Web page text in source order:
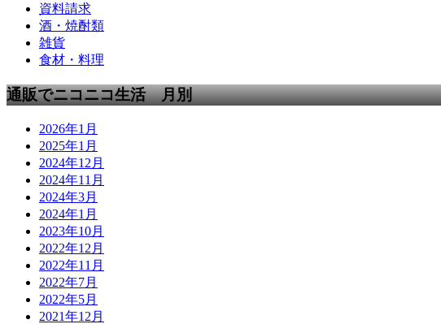
資料請求
酒・焼酎類
雑貨
食材・料理
通販でニコニコ生活 月別
2026年1月
2025年1月
2024年12月
2024年11月
2024年3月
2024年1月
2023年10月
2022年12月
2022年11月
2022年7月
2022年5月
2021年12月